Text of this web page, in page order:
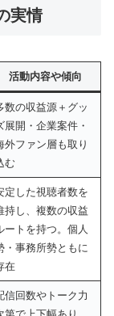
実情
活動内容や傾向
数の収益源＋グッ
展開・企業案件・
外ファン層も取り
む
定した視聴者数を
持し、複数の収益
ートを持つ。個人
・事務所勢ともに
在
信回数やトーク力